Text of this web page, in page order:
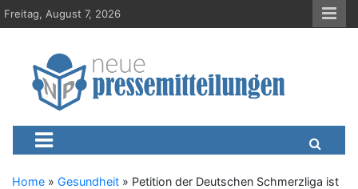
S
k
Freitag, August 7, 2026
Neue-
Presseportal, Nachrichten, News, Meldungen, Wirtschaft
Home » Gesundheit » Petition der Deutschen Schmerzliga ist